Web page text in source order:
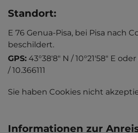
Standort:
E 76 Genua-Pisa, bei Pisa nach
beschildert.
GPS: 43°38'8" N / 10°21'58" E oder
/ 10.366111
Sie haben Cookies nicht
Informationen zur